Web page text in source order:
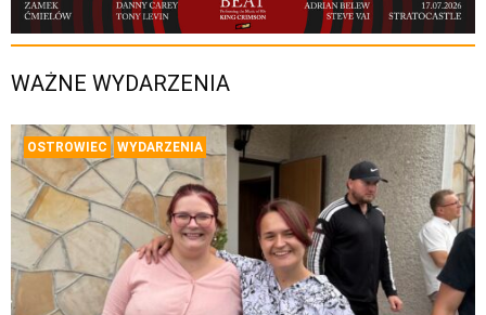
WAŻNE WYDARZENIA
OSTROWIEC WYDARZENIA